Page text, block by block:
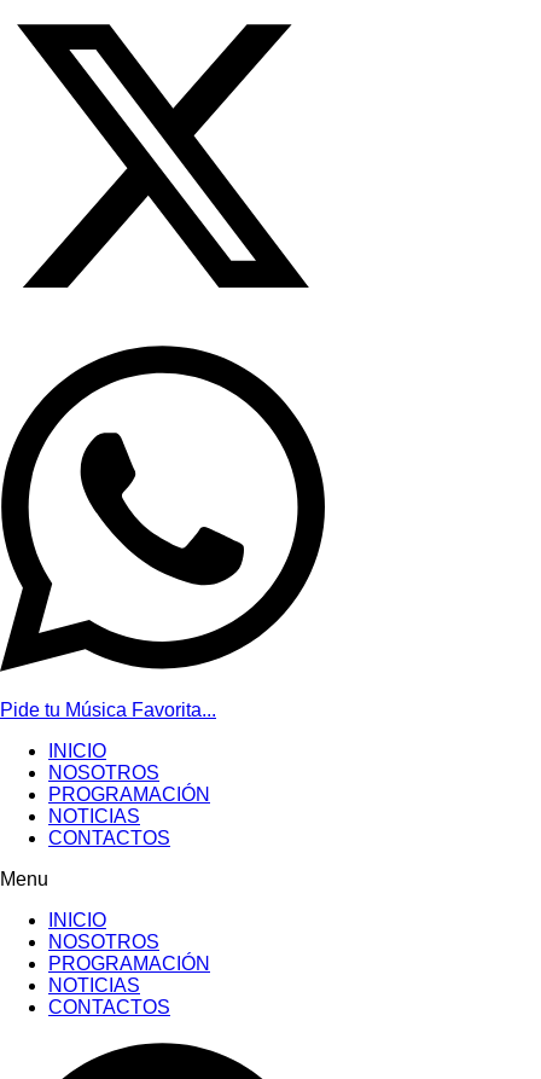
Pide tu Música Favorita...
INICIO
NOSOTROS
PROGRAMACIÓN
NOTICIAS
CONTACTOS
Menu
INICIO
NOSOTROS
PROGRAMACIÓN
NOTICIAS
CONTACTOS